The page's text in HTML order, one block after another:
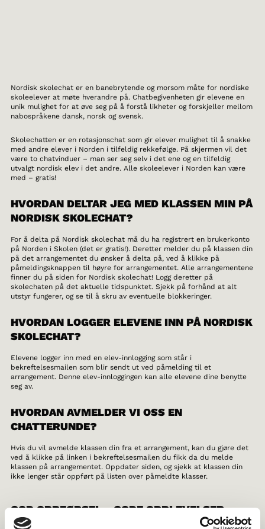
Nordisk skolechat er en banebrytende og morsom måte for nordiske
skoleelever at møte hverandre på. Chatbegivenheten gir elevene en
unik mulighet for at øve seg på å forstå likheter og forskjeller mellom
nabospråkene dansk, norsk og svensk.
Skolechatten er en rotasjonschat som gir elever mulighet til å snakke
med andre elever i Norden i tilfeldig rekkefølge. På skjermen vil det
være to chatvinduer – man ser seg selv i det ene og en tilfeldig
utvalgt nordisk elev i det andre. Alle skoleelever i Norden kan være
med – gratis!
HVORDAN DELTAR JEG MED KLASSEN MIN PÅ
NORDISK SKOLECHAT?
For å delta på Nordisk skolechat må du ha registrert en brukerkonto
på Norden i Skolen (det er gratis!). Deretter melder du på klassen din
på det arrangementet du ønsker å delta på, ved å klikke på
påmeldingsknappen til høyre for arrangementet. Alle arrangementene
finner du på siden for Nordisk skolechat! Logg deretter på
skolechaten på det aktuelle tidspunktet. Sjekk på forhånd at alt
utstyr fungerer, og se til å skru av eventuelle blokkeringer.
HVORDAN LOGGER ELEVENE INN PÅ NORDISK
SKOLECHAT?
Elevene logger inn med en elev-innlogging som står i
bekreftelsesmailen som blir sendt ut ved påmelding til et
arrangement. Denne elev-innloggingen kan alle elevene dine benytte
seg av.
HVORDAN AVMELDER VI OSS EN
CHATTERUNDE?
Hvis du vil avmelde klassen din fra et arrangement, kan du gjøre det
ved å klikke på linken i bekreftelsesmailen du fikk da du melde
klassen på arrangementet. Oppdater siden, og sjekk at klassen din
ikke lenger står oppført på listen over påmeldte klasser.
GOD OPPFØRSEL - GODE OPPLEVELSER